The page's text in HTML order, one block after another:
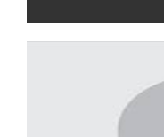
Lớp 2, Toán lớp 3,